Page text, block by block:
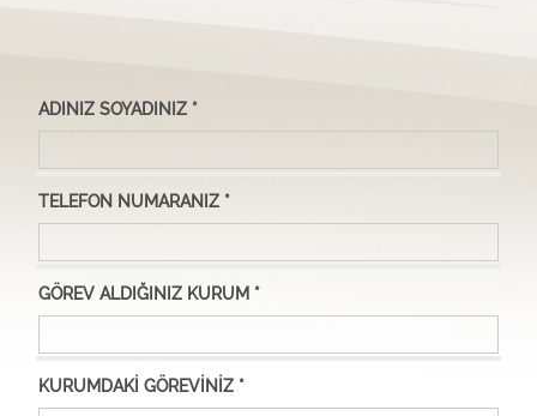
ADINIZ SOYADINIZ *
TELEFON NUMARANIZ *
GÖREV ALDIĞINIZ KURUM *
KURUMDAKİ GÖREVİNİZ *